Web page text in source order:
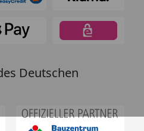
Deutschen